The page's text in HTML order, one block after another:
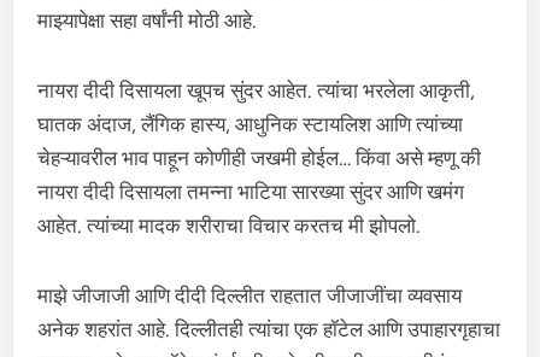
माझ्यापेक्षा सहा वर्षांनी मोठी आहे.
नायरा दीदी दिसायला खूपच सुंदर आहेत. त्यांचा भरलेला आकृती,
घातक अंदाज, लैंगिक हास्य, आधुनिक स्टायलिश आणि त्यांच्या
चेहऱ्यावरील भाव पाहून कोणीही जखमी होईल… किंवा असे म्हणू की
नायरा दीदी दिसायला तमन्ना भाटिया सारख्या सुंदर आणि खमंग
आहेत. त्यांच्या मादक शरीराचा विचार करतच मी झोपलो.
माझे जीजाजी आणि दीदी दिल्लीत राहतात जीजाजींचा व्यवसाय
अनेक शहरांत आहे. दिल्लीतही त्यांचा एक हॉटेल आणि उपाहारगृहाचा